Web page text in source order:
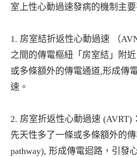
室上性心動過速發病的機制主
1. 房室結折返性心動過速 （
之間的傳電樞紐「房室結」附
或多條額外的傳電通道,形成傳
速。
2. 房室折返性心動過速 (AVRT)
先天性多了一條或多條額外的傳
pathway), 形成傳電迴路，引發